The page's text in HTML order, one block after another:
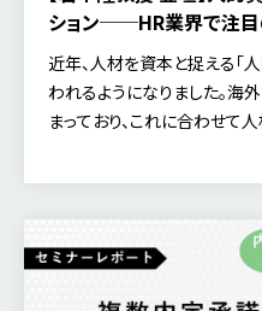
ション──HR業界で注目
の在り方に迫る
近年、人材を資本と捉える「
われるようになりました。海
まっており、これに合わせて
本経営とはどんなものなの
なのか。 山形大学 学術研
師に招き、企業価値の向上の
についてお話いただきました。